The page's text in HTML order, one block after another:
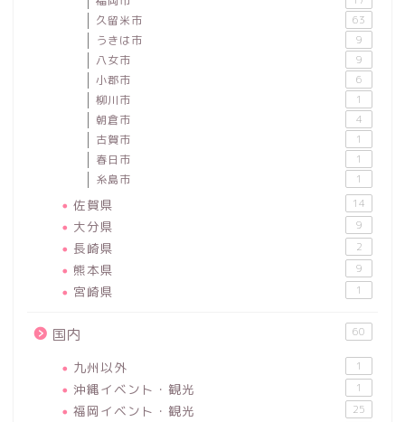
久留米市 63
うきは市 9
八女市 9
小郡市 6
柳川市 1
朝倉市 4
古賀市 1
春日市 1
糸島市 1
佐賀県 14
大分県 9
長崎県 2
熊本県 9
宮崎県 1
国内 60
九州以外 1
沖縄イベント・観光 1
福岡イベント・観光 25